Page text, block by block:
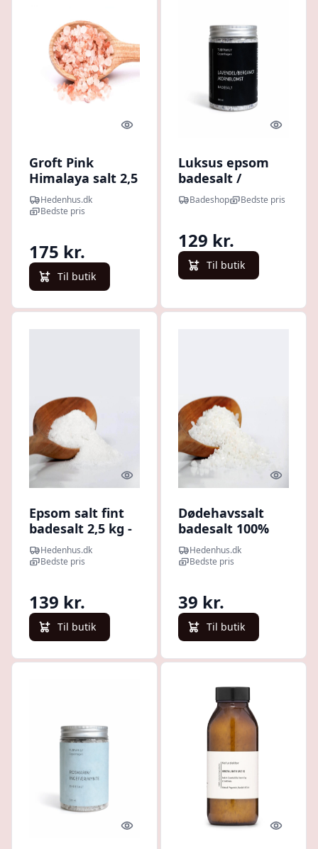
Quick look
Groft Pink
Himalaya salt 2,5
kg - Til badesalt,
saltinhalator,
100% rent,
udvortes brug
Hedenhus.dk
Bedste pris
175 kr.
Til butik
Quick
Luksus epsom
badesalt /
Lavendel - 500G -
500ML
Badeshop Bedste pris
129 kr.
Til butik
Quick look
Epsom salt fint
badesalt 2,5 kg -
100% rent
magnesiumsulfat
Hedenhus.dk
Bedste pris
139 kr.
Til butik
Quick
Dødehavssalt
badesalt 100%
ren 100 g -
mineralrigt,
Dødehavssalt
Hedenhus.dk
Bedste pris
39 kr.
Til butik
Quick look Quick